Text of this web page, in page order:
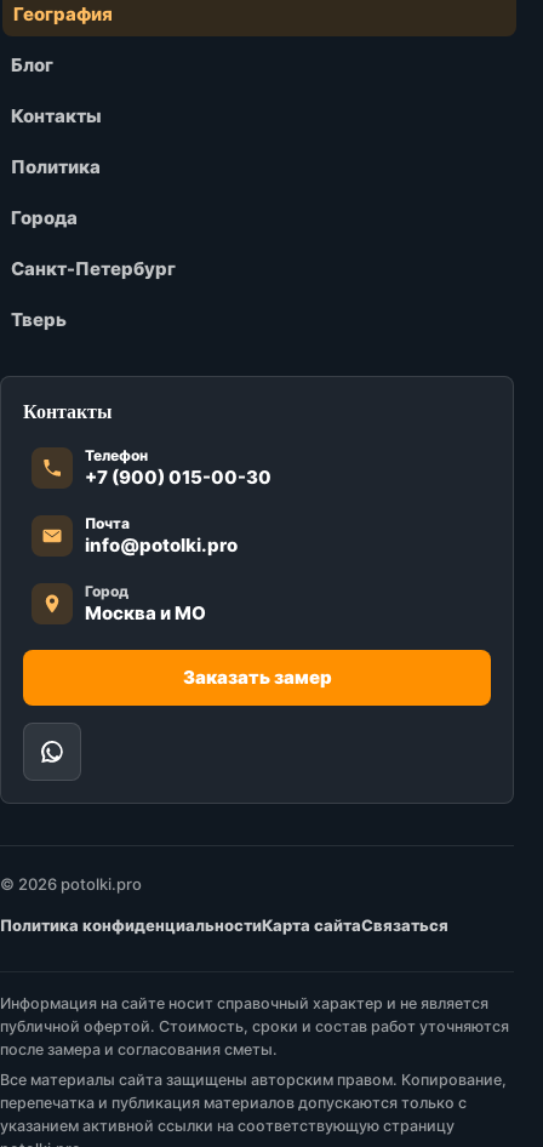
География
Блог
Контакты
Политика
Города
Санкт-Петербург
Тверь
Контакты
Телефон
+7 (900) 015-00-30
Почта
info@potolki.pro
Город
Москва и МО
Заказать замер
© 2026 potolki.pro
Политика конфиденциальностиКарта сайтаСвязаться
Информация на сайте носит справочный характер и не является
публичной офертой. Стоимость, сроки и состав работ уточняются
после замера и согласования сметы.
Все материалы сайта защищены авторским правом. Копирование,
перепечатка и публикация материалов допускаются только с
указанием активной ссылки на соответствующую страницу